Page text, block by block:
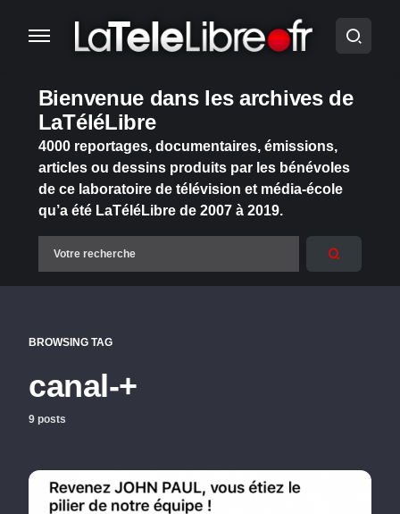
Bienvenue dans les archives de
LaTéléLibre
4000 reportages, documentaires, émissions,
articles ou dessins produits par les bénévoles
de ce laboratoire de télévision et média-école
qu’a été LaTéléLibre de 2007 à 2019.
BROWSING TAG
canal-+
9 posts